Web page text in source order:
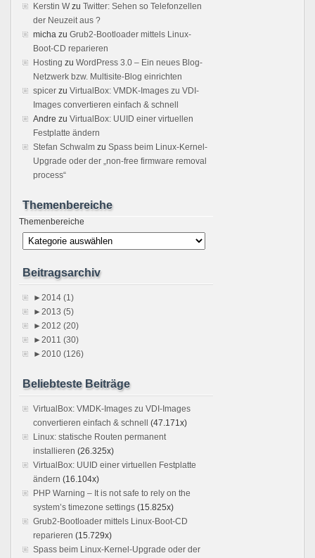
Kerstin Wzu Twitter: Sehen so Telefonzellen
der Neuzeit aus ?
micha zu Grub2-Bootloader mittels Linux-
Boot-CD reparieren
Hosting zu WordPress 3.0 – Ein neues Blog-
Netzwerk bzw. Multisite-Blog einrichten
spicer zu VirtualBox: VMDK-Images zu VDI-
Images convertieren einfach & schnell
Andre zu VirtualBox: UUID einer virtuellen
Festplatte ändern
Stefan Schwalm zu Spass beim Linux-Kernel-
Upgrade oder der „non-free firmware removal
process“
Themenbereiche
Themenbereiche
Beitragsarchiv
► 2014 (1)
► 2013 (5)
► 2012 (20)
► 2011 (30)
► 2010 (126)
Beliebteste Beiträge
VirtualBox: VMDK-Images zu VDI-Images
convertieren einfach & schnell (47.171x)
Linux: statische Routen permanent
installieren (26.325x)
VirtualBox: UUID einer virtuellen Festplatte
ändern (16.104x)
PHP Warning – It is not safe to rely on the
system’s timezone settings (15.825x)
Grub2-Bootloader mittels Linux-Boot-CD
reparieren (15.729x)
Spass beim Linux-Kernel-Upgrade oder der